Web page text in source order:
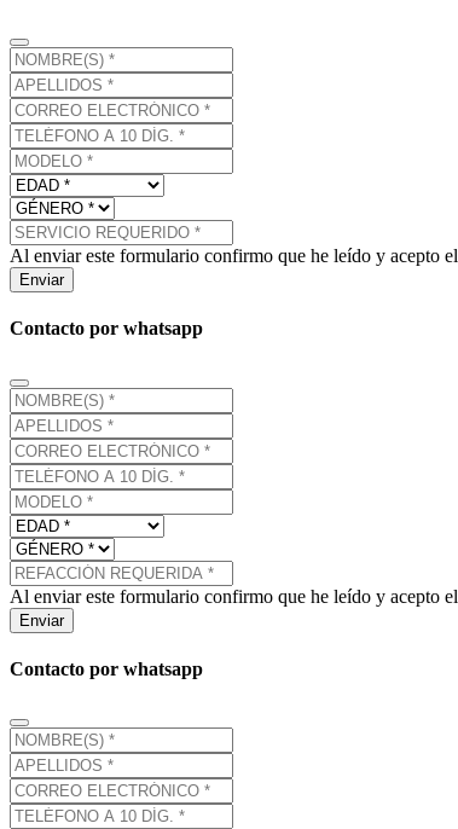
Al enviar este formulario confirmo que he leído y acepto el
Enviar
Contacto por whatsapp
Al enviar este formulario confirmo que he leído y acepto el
Enviar
Contacto por whatsapp